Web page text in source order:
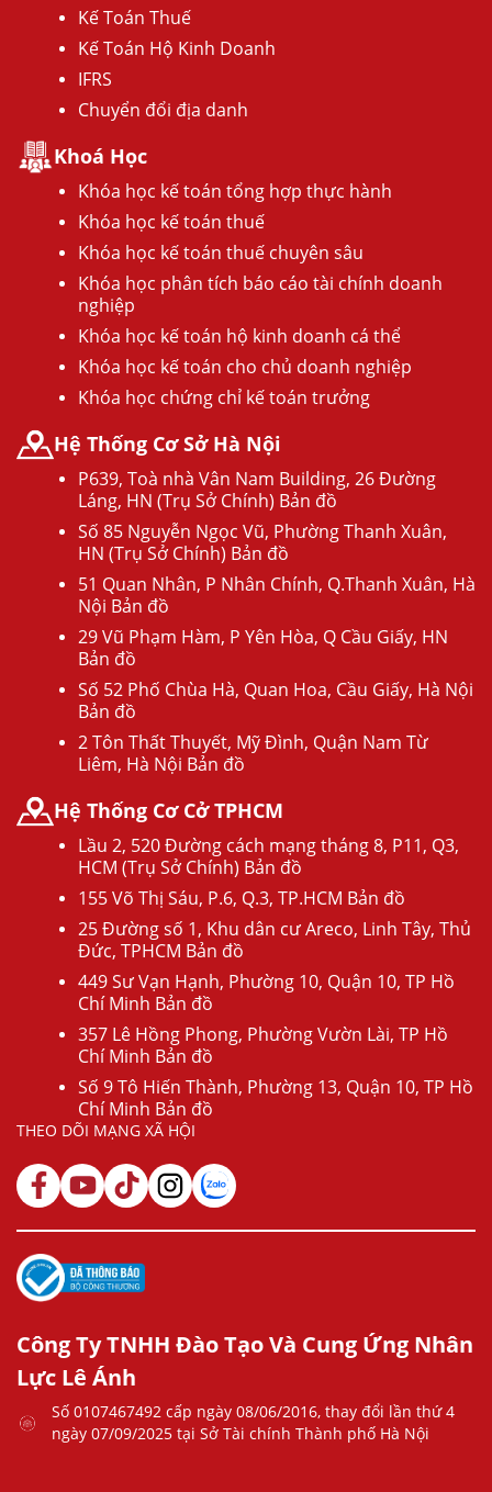
Kế Toán Thuế
Kế Toán Hộ Kinh Doanh
IFRS
Chuyển đổi địa danh
Khoá Học
Khóa học kế toán tổng hợp thực hành
Khóa học kế toán thuế
Khóa học kế toán thuế chuyên sâu
Khóa học phân tích báo cáo tài chính doanh
nghiệp
Khóa học kế toán hộ kinh doanh cá thể
Khóa học kế toán cho chủ doanh nghiệp
Khóa học chứng chỉ kế toán trưởng
Hệ Thống Cơ Sở Hà Nội
P639, Toà nhà Vân Nam Building, 26 Đường
Láng, HN (Trụ Sở Chính) Bản đồ
Số 85 Nguyễn Ngọc Vũ, Phường Thanh Xuân,
HN (Trụ Sở Chính) Bản đồ
51 Quan Nhân, P Nhân Chính, Q.Thanh Xuân, Hà
Nội Bản đồ
29 Vũ Phạm Hàm, P Yên Hòa, Q Cầu Giấy, HN
Bản đồ
Số 52 Phố Chùa Hà, Quan Hoa, Cầu Giấy, Hà Nội
Bản đồ
2 Tôn Thất Thuyết, Mỹ Đình, Quận Nam Từ
Liêm, Hà Nội Bản đồ
Hệ Thống Cơ Cở TPHCM
Lầu 2, 520 Đường cách mạng tháng 8, P11, Q3,
HCM (Trụ Sở Chính) Bản đồ
155 Võ Thị Sáu, P.6, Q.3, TP.HCM Bản đồ
25 Đường số 1, Khu dân cư Areco, Linh Tây, Thủ
Đức, TPHCM Bản đồ
449 Sư Vạn Hạnh, Phường 10, Quận 10, TP Hồ
Chí Minh Bản đồ
357 Lê Hồng Phong, Phường Vườn Lài, TP Hồ
Chí Minh Bản đồ
Số 9 Tô Hiến Thành, Phường 13, Quận 10, TP Hồ
Chí Minh Bản đồ
THEO DÕI MẠNG XÃ HỘI
Công Ty TNHH Đào Tạo Và Cung Ứng Nhân
Lực Lê Ánh
Số 0107467492 cấp ngày 08/06/2016, thay đổi lần thứ 4
ngày 07/09/2025 tại Sở Tài chính Thành phố Hà Nội